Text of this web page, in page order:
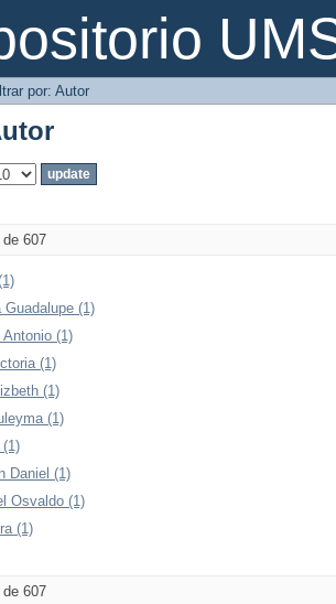
por: Autor
607
(1)
(1)
(1)
(1)
(1)
Daniel (1)
Osvaldo (1)
(1)
607